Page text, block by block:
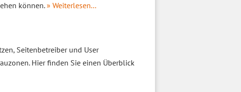
können.» Weiterlesen...
Seitenbetreiber und User
Hier finden Sie einen Überblick